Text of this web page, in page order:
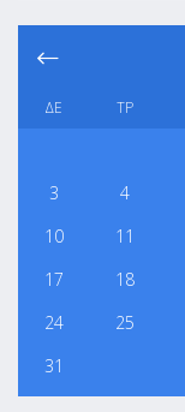
ΔΕ ΤΡ
3
4
10
11
17
18
24
25
31